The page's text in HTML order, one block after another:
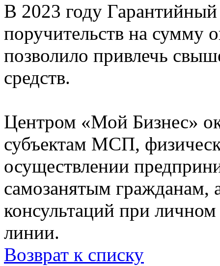
В 2023 году
поручительств на сумму
позволило привлечь
средств.
Центром «Мой Бизнес»
субъектам МСП,
осуществлении
самозанятым гражданам,
консультаций при
линии.
Возврат к списку